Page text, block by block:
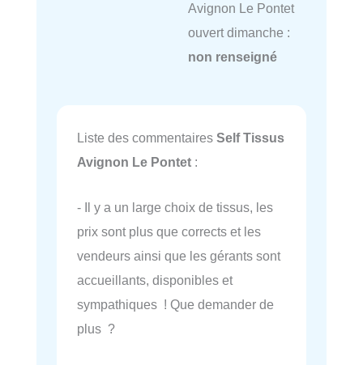
Avignon Le Pontet
ouvert dimanche :
non renseigné
Liste des commentaires Self Tissus
Avignon Le Pontet :
- Il y a un large choix de tissus, les
prix sont plus que corrects et les
vendeurs ainsi que les gérants sont
accueillants, disponibles et
sympathiques ! Que demander de
plus ?